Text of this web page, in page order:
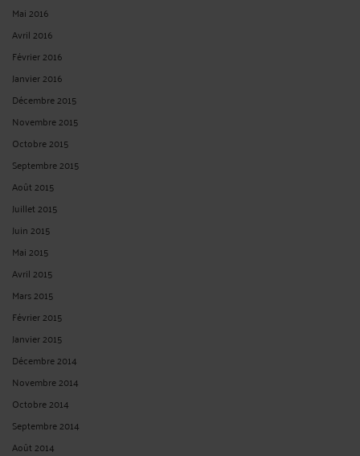
Mai 2016
Avril 2016
Février 2016
Janvier 2016
Décembre 2015
Novembre 2015
Octobre 2015
Septembre 2015
Août 2015
Juillet 2015
Juin 2015
Mai 2015
Avril 2015
Mars 2015
Février 2015
Janvier 2015
Décembre 2014
Novembre 2014
Octobre 2014
Septembre 2014
Août 2014